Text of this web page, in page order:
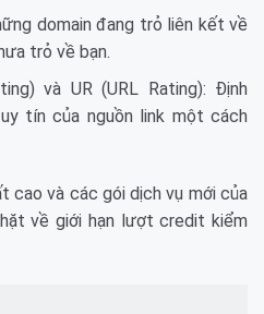
domain đang trỏ liên kết về
trỏ về bạn.
và UR (URL Rating): Định
tín của nguồn link một cách
cao và các gói dịch vụ mới của
về giới hạn lượt credit kiểm